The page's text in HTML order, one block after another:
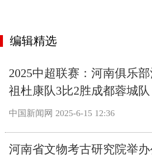
编辑精选
2025中超联赛：河南俱乐
祖杜康队3比2胜成都蓉城队
中国新闻网 2025-6-15 12:36
河南省文物考古研究院举办